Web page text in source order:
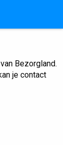
Bezorgland.
je contact